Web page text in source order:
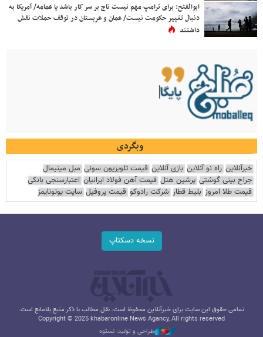
ابوالفتح: برای ترامپ مهم نیست تاج بر سر کار باشد یا عمامه/ آمریکا به
دنبال تغییر حکومت نیست/ عمان و عربستان در توقف حملات نقش
داشتند
وبگردی
خبرآنلاین راه نو آنلاین بازی آنلاین قیمت تلویزیون سونی مبل مینیمال
جراح بینی گوشتی پرشین هتل قیمت آهن فولاد ایرانیان اعتبارسنجی بانکی
قیمت طلا امروز بلیط قطار شرکت رادوکو قیمت پروفیل سایت یوتوتایمز
نسخه دسکتاپ
تمامی حقوق این سایت برای خبرآنلاین محفوظ است. نقل مطالب با ذکر منبع بلامانع است.
Copyright © 2025 khabaronline News Agancy, All rights reserved
طراحی و تولید: نستوه